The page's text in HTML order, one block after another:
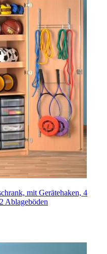
mit Gerätehaken, 4
Ablageböden